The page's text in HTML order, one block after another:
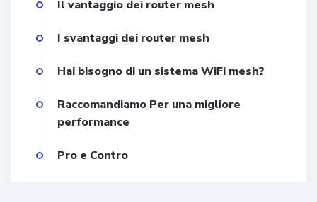
Il vantaggio dei router mesh
I svantaggi dei router mesh
Hai bisogno di un sistema WiFi mesh?
Raccomandiamo Per una migliore
performance
Pro e Contro